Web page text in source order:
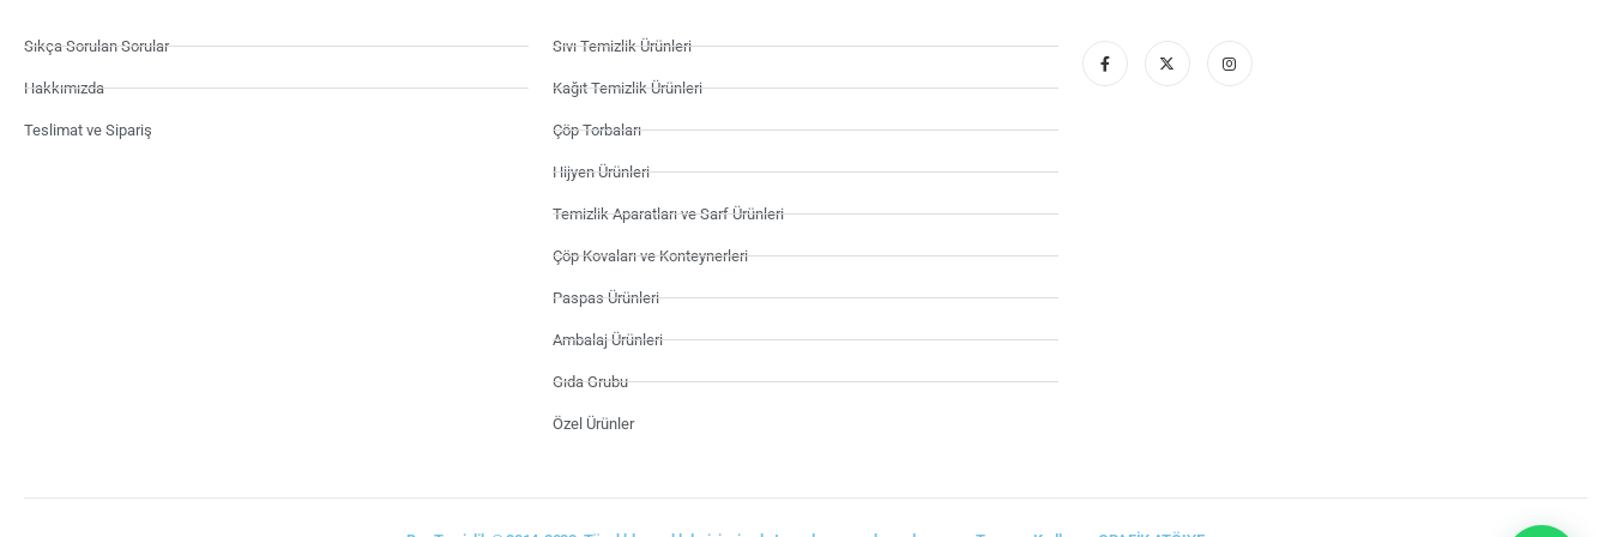
Sıkça Sorulan Sorular
Hakkımızda
Teslimat ve Sipariş
Sıvı Temizlik Ürünleri
Kağıt Temizlik Ürünleri
Çöp Torbaları
Hijyen Ürünleri
Temizlik Aparatları ve Sarf Ürünleri
Çöp Kovaları ve Konteynerleri
Paspas Ürünleri
Ambalaj Ürünleri
Gıda Grubu
Özel Ürünler